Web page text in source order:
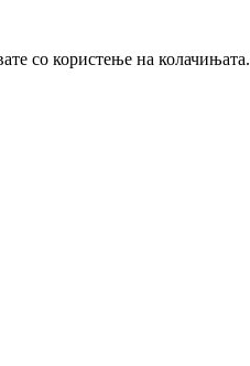
со користење на колачињата.